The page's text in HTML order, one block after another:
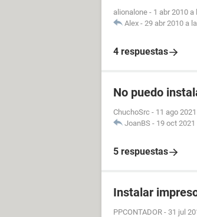
alionalone - 1 abr 2010 a
Alex - 29 abr 2010 a
4 respuestas
No puedo
ChuchoSrc - 11 ago
JoanBS - 19 oct
5 respuestas
Instalar
PPCONTADOR - 31 jul